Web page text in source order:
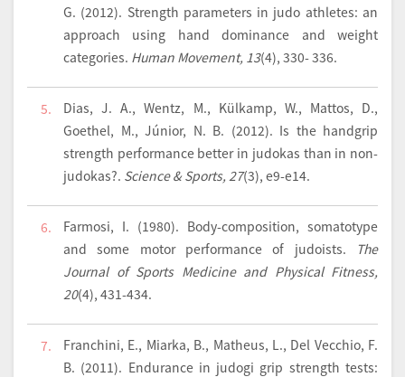
G. (2012). Strength parameters in judo athletes: an
approach using hand dominance and weight
categories. Human Movement, 13(4), 330- 336.
5.
Dias, J. A., Wentz, M., Külkamp, W., Mattos, D.,
Goethel, M., Júnior, N. B. (2012). Is the handgrip
strength performance better in judokas than in non-
judokas?. Science & Sports, 27(3), e9-e14.
6.
Farmosi, I. (1980). Body-composition, somatotype
and some motor performance of judoists. The
Journal of Sports Medicine and Physical Fitness,
20(4), 431-434.
7.
Franchini, E., Miarka, B., Matheus, L., Del Vecchio, F.
B. (2011). Endurance in judogi grip strength tests: